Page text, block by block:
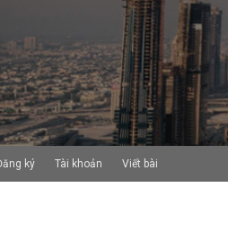
ký Tài khoản Viết bài